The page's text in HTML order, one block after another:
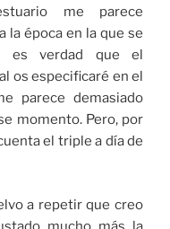
me parece
la época en la que se
es verdad que el
os especificaré en el
parece demasiado
momento. Pero, por
el triple a día de
a repetir que creo